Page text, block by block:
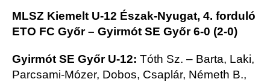
MLSZ Kiemelt U-12 Észak-Nyugat, 4. forduló
ETO FC Győr – Gyirmót SE Győr 6-0 (2-0)
Gyirmót SE Győr U-12: Tóth Sz. – Barta, Laki,
Parcsami-Mózer, Dobos, Csaplár, Németh B.,